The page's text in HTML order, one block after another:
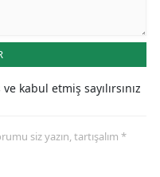
Ordu
Samsun
kabul etmiş sayılırsınız
siz yazın, tartışalım *